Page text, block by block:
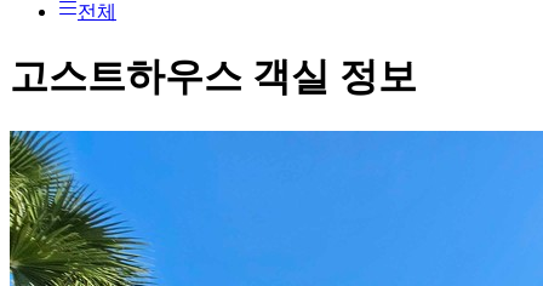
전체
고스트하우스 객실 정보